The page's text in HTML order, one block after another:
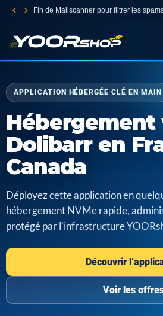
Fin de Mailscanner pour filtrer les
APPLICATION HÉBERGÉE CLÉ EN MAIN
Hébergement
Dolibarr en
Canada
Déployez cette application en
hébergement NVMe rapide,
protégé par l’infrastructure
Découvrir
Voir les